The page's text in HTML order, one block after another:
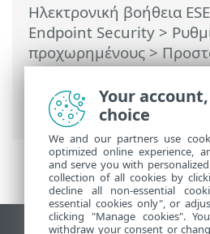
Ηλεκτρονική βοήθεια
Endpoint Security >
προχωρημένους>
Προστασία πρόσβασης
Έλεγχος διαδικτύου>
κατηγοριών
Your
choice
We and our partners use
optimized online experience,
and serve you with
collection of all cookies by
decline all non-essential
essential cookies only", or
clicking "Manage cookies".
withdraw your consent or